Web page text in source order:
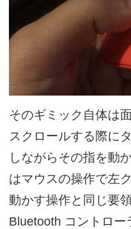
そのギミック自体は
スクロールする際に
しながらその指を動
はマウスの操作で左
動かす操作と同じ要
Bluetooth コントロ